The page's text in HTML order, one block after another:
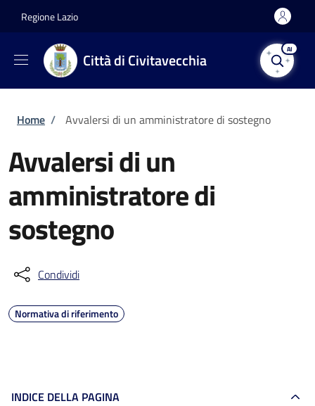
Regione Lazio
Città di Civitavecchia
AI
Briciole di pane
Home / Avvalersi di un amministratore di sostegno
Avvalersi di un
amministratore di
sostegno
Condividi
Normativa di riferimento
INDICE DELLA PAGINA